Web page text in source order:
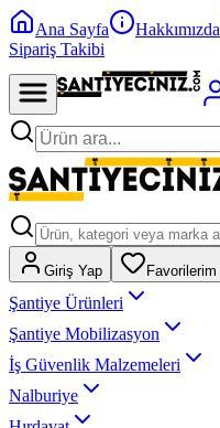
Ana Sayfa Hakkımızda
Sipariş Takibi
Giriş Yap Favorilerim
Şantiye Ürünleri
Şantiye Mobilizasyon
İş Güvenlik Malzemeleri
Nalburiye